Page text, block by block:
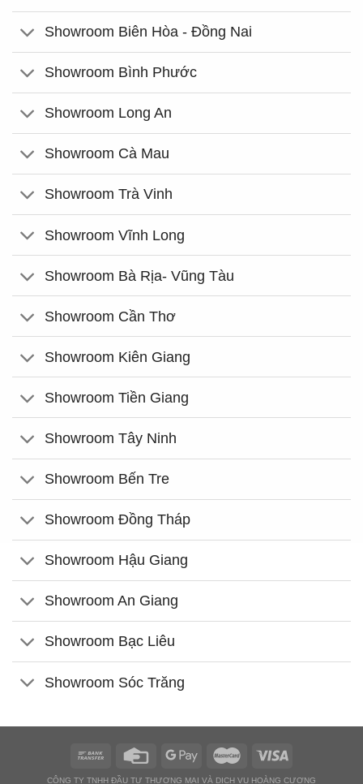
Showroom Biên Hòa - Đồng Nai
Showroom Bình Phước
Showroom Long An
Showroom Cà Mau
Showroom Trà Vinh
Showroom Vĩnh Long
Showroom Bà Rịa- Vũng Tàu
Showroom Cần Thơ
Showroom Kiên Giang
Showroom Tiền Giang
Showroom Tây Ninh
Showroom Bến Tre
Showroom Đồng Tháp
Showroom Hậu Giang
Showroom An Giang
Showroom Bạc Liêu
Showroom Sóc Trăng
CÔNG TY TNHH ĐẦU TƯ THƯƠNG MẠI VÀ DỊCH VỤ HOÀNG CƯƠNG